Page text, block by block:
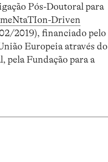
Pós-Doutoral para
Driven
2019), financiado pelo
Europeia através do
pela Fundação para a